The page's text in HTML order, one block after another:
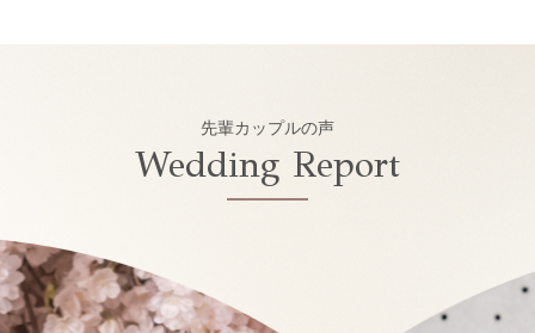
先輩カップルの声
Wedding Report